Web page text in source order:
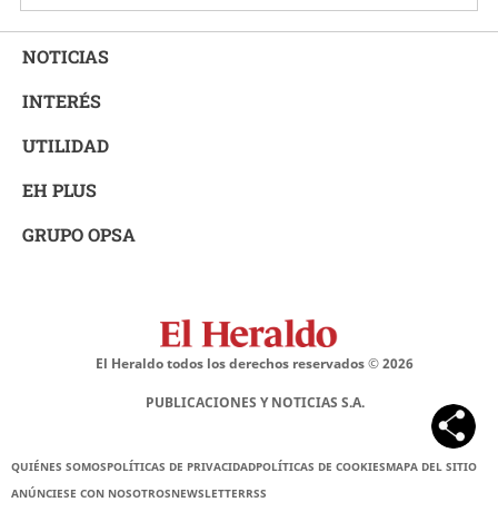
NOTICIAS
INTERÉS
UTILIDAD
EH PLUS
GRUPO OPSA
El Heraldo todos los derechos reservados ©2026
PUBLICACIONES Y NOTICIAS S.A.
QUIÉNES SOMOSPOLÍTICAS DE PRIVACIDADPOLÍTICAS DE COOKIESMAPA DEL SITIO
ANÚNCIESE CON NOSOTROSNEWSLETTERRSS